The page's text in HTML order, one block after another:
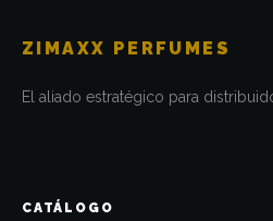
ZIMAXX PERFUMES
El aliado estratégico para
CATÁLOGO